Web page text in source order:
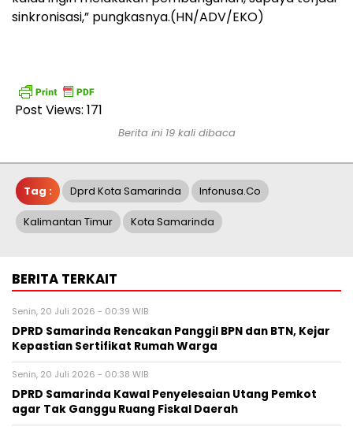
sinkronisasi,” pungkasnya.(HN/ADV/EKO)
Post Views: 171
Berita ini 19 kali dibaca
Tag : Dprd Kota Samarinda Infonusa.co
Kalimantan Timur Kota Samarinda
BERITA TERKAIT
Senin, 20 Juli 2026 - 00:39 WIB
DPRD Samarinda Rencakan Panggil BPN dan BTN, Kejar
Kepastian Sertifikat Rumah Warga
Senin, 20 Juli 2026 - 00:38 WIB
DPRD Samarinda Kawal Penyelesaian Utang Pemkot
agar Tak Ganggu Ruang Fiskal Daerah